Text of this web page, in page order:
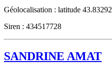
Géolocalisation : latitude
Siren : 434517728
SANDRINE AMAT